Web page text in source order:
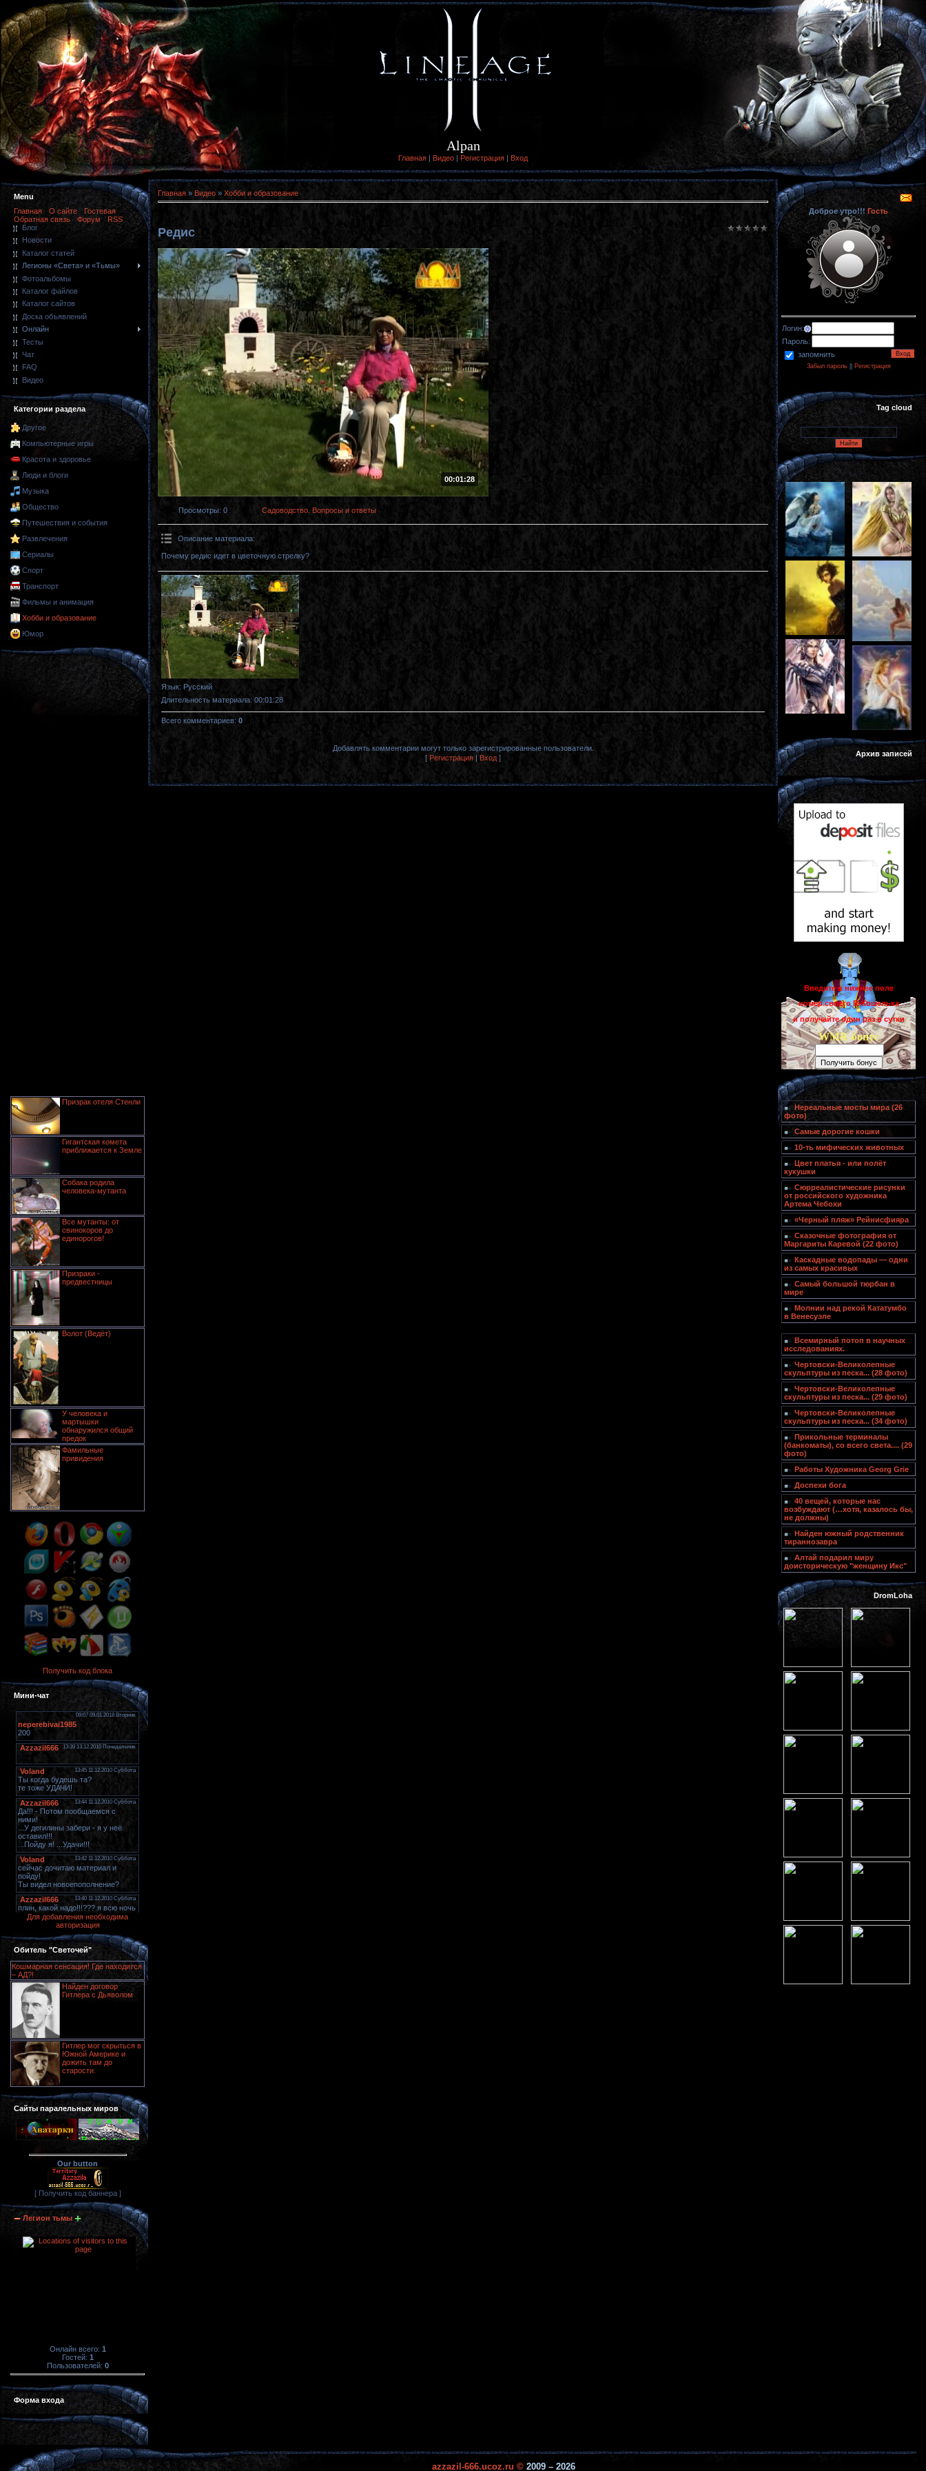
Alpan
Главная | Видео | Регистрация | Вход
Menu
Главная
О сайте
Гостевая
Обратная связь
Форум
RSS
Блог
Новости
Каталог статей
Легионы «Света» и «Тьмы»
Фотоальбомы
Каталог файлов
Каталог сайтов
Доска объявлений
Онлайн
Тесты
Чат
FAQ
Видео
Категории раздела
Другое
Компьютерные игры
Красота и здоровье
Люди и блоги
Музыка
Общество
Путешествия и события
Развлечения
Сериалы
Спорт
Транспорт
Фильмы и анимация
Хобби и образование
Юмор
Призрак отеля Стенли
Гигантская комета
приближается к Земле
Собака родила
человека-мутанта
Все мутанты: от
свинокоров до
единорогов!
Призраки -
предвестницы
Волот (Ведёт)
У человека и
мартышки
обнаружился общий
предок
Фамильные
привидения
Получить код блока
Мини-чат
Для добавления необходима
авторизация
Обитель "Светочей"
Кошмарная сенсация! Где находится
– АД?!
Найден договор
Гитлера с Дьяволом
Гитлер мог скрыться в
Южной Америке и
дожить там до
старости.
Сайты паралельных миров
Our button
[ Получить код баннера ]
Легион тьмы
Онлайн всего: 1
Гостей: 1
Пользователей: 0
Форма входа
Главная » Видео » Хобби и образование
Редис
00:01:28
Просмотры: 0 Садоводство. Вопросы и ответы
Описание материала:
Почему редис идет в цветочную стрелку?
Язык: Русский
Длительность материала: 00:01:28
Всего комментариев: 0
Добавлять комментарии могут только зарегистрированные пользователи.
[ Регистрация | Вход ]
Доброе утро!!! Гость
Логин:
Пароль:
запомнить
Забыл пароль|| Регистрация
Tag cloud
Архив записей
Введите в нижнее поле
номер своего R-Кошелька
и получайте один раз в сутки
WMR-бонус
Нереальные мосты мира (26
фото)
Самые дорогие кошки
10-ть мифических животных
Цвет платья - или полёт
кукушки
Сюрреалистические рисунки
от российского художника
Артема Чебохи
«Черный пляж» Рейнисфияра
Сказочные фотография от
Маргариты Каревой (22 фото)
Каскадные водопады — одни
из самых красивых
Самый большой тюрбан в
мире
Молнии над рекой Кататумбо
в Венесуэле
Всемирный потоп в научных
исследованиях.
Чертовски-Великолепные
скульптуры из песка... (28 фото)
Чертовски-Великолепные
скульптуры из песка... (29 фото)
Чертовски-Великолепные
скульптуры из песка... (34 фото)
Прикольные терминалы
(банкоматы), со всего света.... (29
фото)
Работы Художника Georg Grie
Доспехи бога
40 вещей, которые нас
возбуждают (…хотя, казалось бы,
не должны)
Найден южный родственник
тираннозавра
Алтай подарил миру
доисторическую "женщину Икс"
DromLoha
azzazil-666.ucoz.ru ©2009 – 2026